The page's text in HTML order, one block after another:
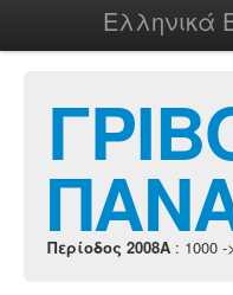
Ελληνικά
Περίοδος 2008A : 1000 -